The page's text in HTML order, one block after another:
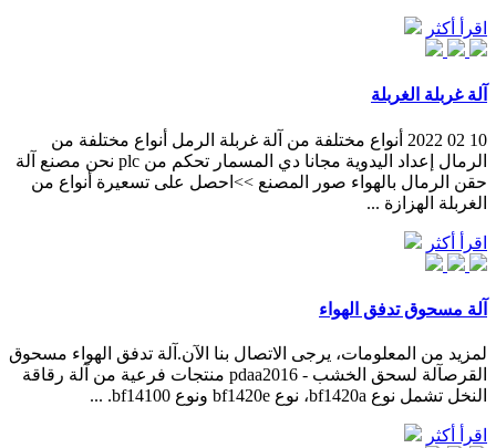
اقرأ أكثر
آلة غربلة الغربلة
10 02 2022 أنواع مختلفة من آلة غربلة الرمل أنواع مختلفة من
الرمال إعداد اليدوية مجانا دي المسمار تحكم من plc نحن مصنع آلة
حقن الرمال بالهواء صور المصنع >>احصل على تسعيرة أنواع من
الغربلة الهزازة ...
اقرأ أكثر
آلة مسحوق تدفق الهواء
لمزيد من المعلومات، يرجى الاتصال بنا الآن.آلة تدفق الهواء مسحوق
القرصآلة لسحق الخشب - pdaa2016 منتجات فرعية من آلة رقاقة
النخل تشمل نوع bf1420a، نوع bf1420e ونوع bf14100. ...
اقرأ أكثر